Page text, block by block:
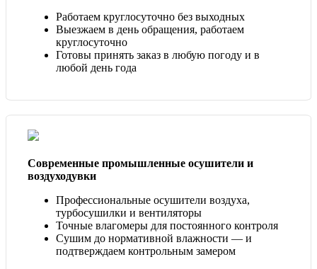
Работаем круглосуточно без выходных
Выезжаем в день обращения, работаем
круглосуточно
Готовы принять заказ в любую погоду и в
любой день года
Современные промышленные осушители и
воздуходувки
Профессиональные осушители воздуха,
турбосушилки и вентиляторы
Точные влагомеры для постоянного контроля
Сушим до нормативной влажности — и
подтверждаем контрольным замером